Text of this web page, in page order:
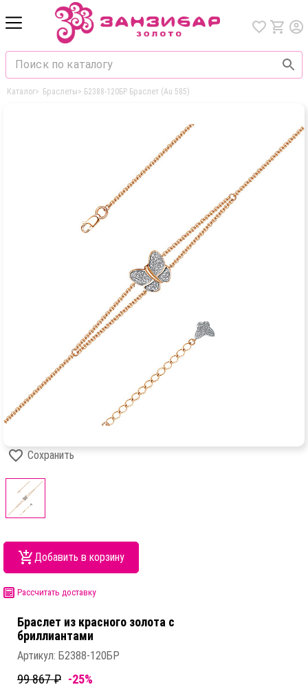
Каталог> Браслеты> Б2388-120БР Браслет (Au 585)
Сохранить
Добавить в корзину
Рассчитать доставку
Браслет из красного золота c
бриллиантами
Артикул: Б2388-120БР
99 867 ₽ -25%